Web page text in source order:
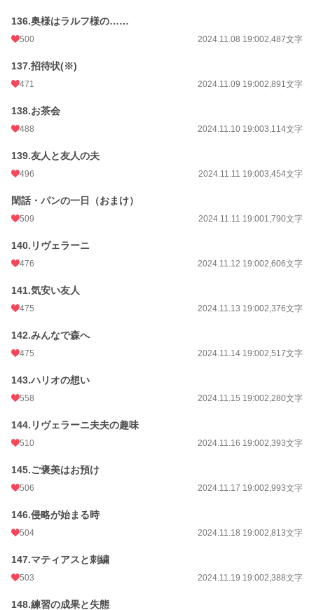
136.奥様はラルフ様の……
500 2024.11.08 19:002,487文字
137.招待状(※)
471 2024.11.09 19:002,891文字
138.お茶会
488 2024.11.10 19:003,114文字
139.友人と友人の夫
496 2024.11.11 19:003,454文字
閑話・パンの一日（おまけ）
509 2024.11.11 19:001,790文字
140.リヴェラーニ
476 2024.11.12 19:002,606文字
141.気安い友人
475 2024.11.13 19:002,376文字
142.みんなで森へ
475 2024.11.14 19:002,517文字
143.ハリオの想い
558 2024.11.15 19:002,280文字
144.リヴェラーニ夫夫の趣味
510 2024.11.16 19:002,393文字
145.ご褒美はお預け
506 2024.11.17 19:002,993文字
146.侵略が始まる時
504 2024.11.18 19:002,813文字
147.マティアスと刺繍
503 2024.11.19 19:002,388文字
148.練習の成果と失態